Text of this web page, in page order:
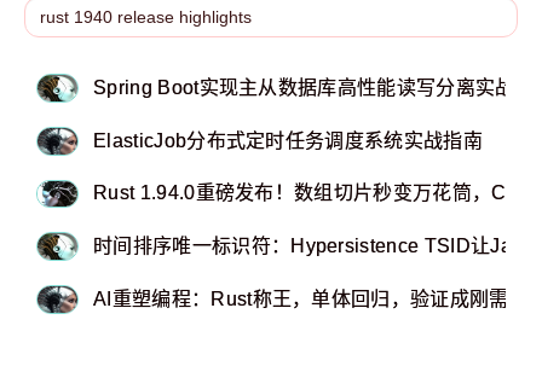
Spring Boot实现主从数据库高性能读写分离实战
ElasticJob分布式定时任务调度系统实战指南
Rust 1.94.0重磅发布！数组切片秒变万花筒，
时间排序唯一标识符：Hypersistence TSID让Java
AI重塑编程：Rust称王，单体回归，验证成刚需！